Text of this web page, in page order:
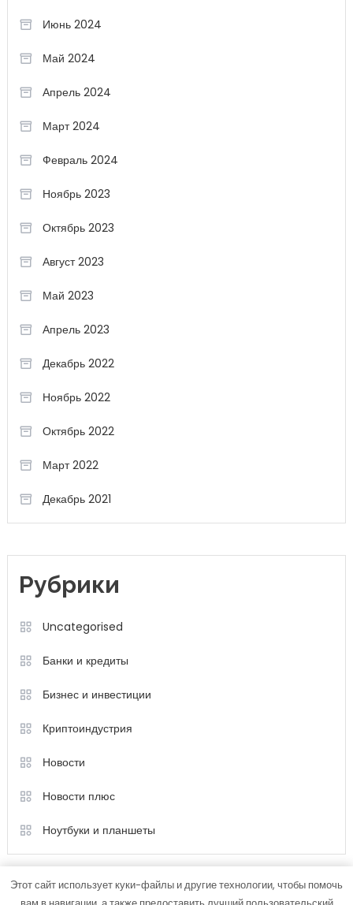
Июнь 2024
Май 2024
Апрель 2024
Март 2024
Февраль 2024
Ноябрь 2023
Октябрь 2023
Август 2023
Май 2023
Апрель 2023
Декабрь 2022
Ноябрь 2022
Октябрь 2022
Март 2022
Декабрь 2021
Рубрики
Uncategorised
Банки и кредиты
Бизнес и инвестиции
Криптоиндустрия
Новости
Новости плюс
Ноутбуки и планшеты
Этот сайт использует куки-файлы и другие технологии, чтобы помочь